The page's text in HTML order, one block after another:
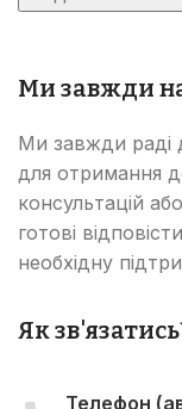
Ми завжди
Ми завжди раді
для отримання
консультацій
готові
необхідну
Як
Телефон